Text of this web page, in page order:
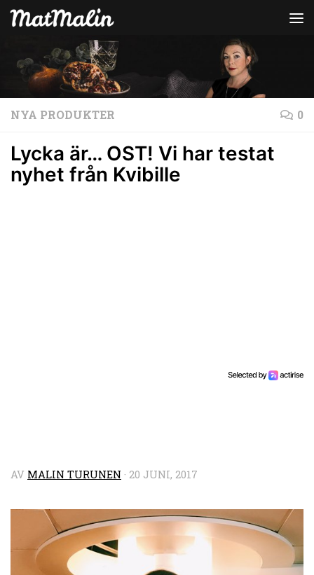
Hoppa till innehåll
NYA PRODUKTER 0
Lycka är… OST! Vi har testat
nyhet från Kvibille
AV MALIN TURUNEN · 20 JUNI, 2017